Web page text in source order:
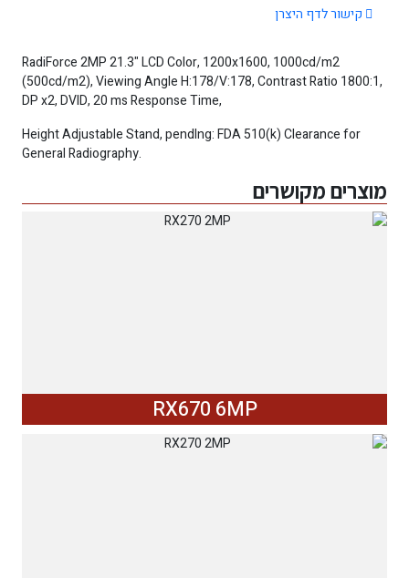
קישור לדף היצרן
RadiForce 2MP 21.3" LCD Color, 1200x1600, 1000cd/m2
(500cd/m2), Viewing Angle H:178/V:178, Contrast Ratio 1800:1,
DP x2, DVID, 20 ms Response Time,
Height Adjustable Stand, pendlng: FDA 510(k) Clearance for
General Radiography.
מוצרים מקושרים
RX670 6MP